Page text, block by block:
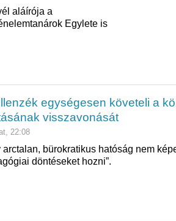
aláírója a
Egylete is
egységesen követeli a
visszavonását
22:08
arctalan, bürokratikus hatóság nem
döntéseket hozni”.